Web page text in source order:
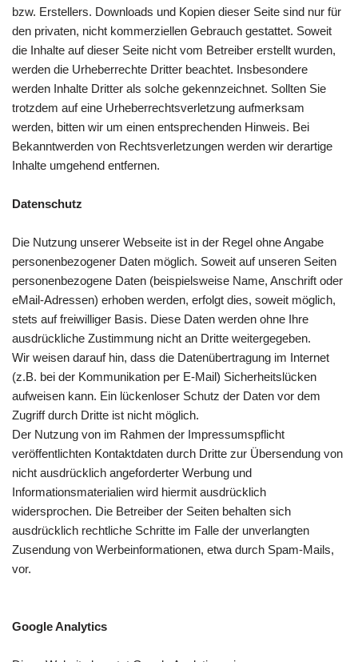
bzw. Erstellers. Downloads und Kopien dieser Seite sind nur für
den privaten, nicht kommerziellen Gebrauch gestattet. Soweit
die Inhalte auf dieser Seite nicht vom Betreiber erstellt wurden,
werden die Urheberrechte Dritter beachtet. Insbesondere
werden Inhalte Dritter als solche gekennzeichnet. Sollten Sie
trotzdem auf eine Urheberrechtsverletzung aufmerksam
werden, bitten wir um einen entsprechenden Hinweis. Bei
Bekanntwerden von Rechtsverletzungen werden wir derartige
Inhalte umgehend entfernen.
Datenschutz
Die Nutzung unserer Webseite ist in der Regel ohne Angabe
personenbezogener Daten möglich. Soweit auf unseren Seiten
personenbezogene Daten (beispielsweise Name, Anschrift oder
eMail-Adressen) erhoben werden, erfolgt dies, soweit möglich,
stets auf freiwilliger Basis. Diese Daten werden ohne Ihre
ausdrückliche Zustimmung nicht an Dritte weitergegeben.
Wir weisen darauf hin, dass die Datenübertragung im Internet
(z.B. bei der Kommunikation per E-Mail) Sicherheitslücken
aufweisen kann. Ein lückenloser Schutz der Daten vor dem
Zugriff durch Dritte ist nicht möglich.
Der Nutzung von im Rahmen der Impressumspflicht
veröffentlichten Kontaktdaten durch Dritte zur Übersendung von
nicht ausdrücklich angeforderter Werbung und
Informationsmaterialien wird hiermit ausdrücklich
widersprochen. Die Betreiber der Seiten behalten sich
ausdrücklich rechtliche Schritte im Falle der unverlangten
Zusendung von Werbeinformationen, etwa durch Spam-Mails,
vor.
Google Analytics